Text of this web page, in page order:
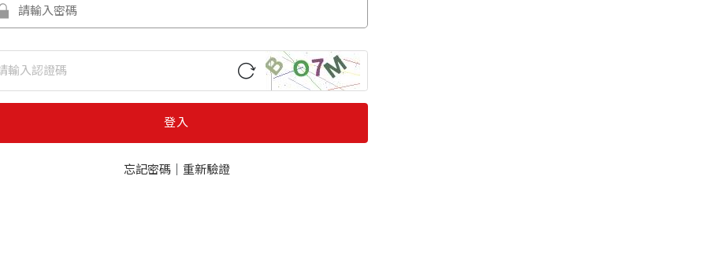
登入
忘記密碼｜ 重新驗證